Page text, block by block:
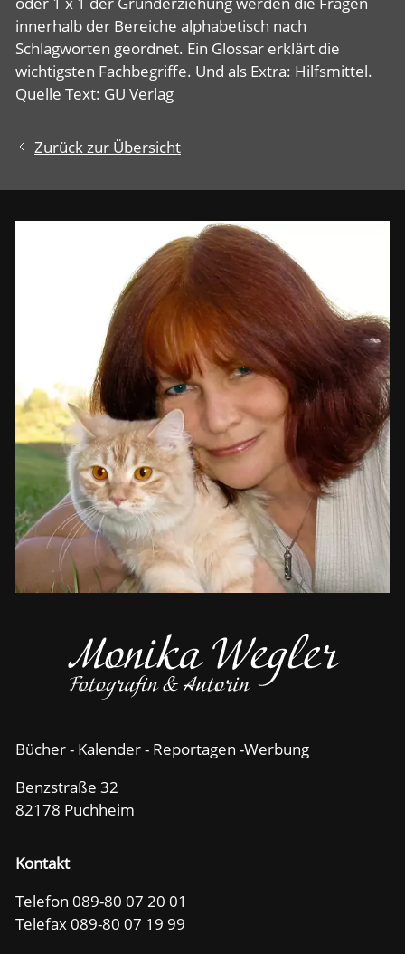
innerhalb der Bereiche alphabetisch nach
Schlagworten geordnet. Ein Glossar erklärt die
wichtigsten Fachbegriffe. Und als Extra: Hilfsmittel.
Quelle Text: GU Verlag
Zurück zur Übersicht
Bücher - Kalender - Reportagen -Werbung
Benzstraße 32
82178 Puchheim
Kontakt
Telefon 089-80 07 20 01
Telefax 089-80 07 19 99